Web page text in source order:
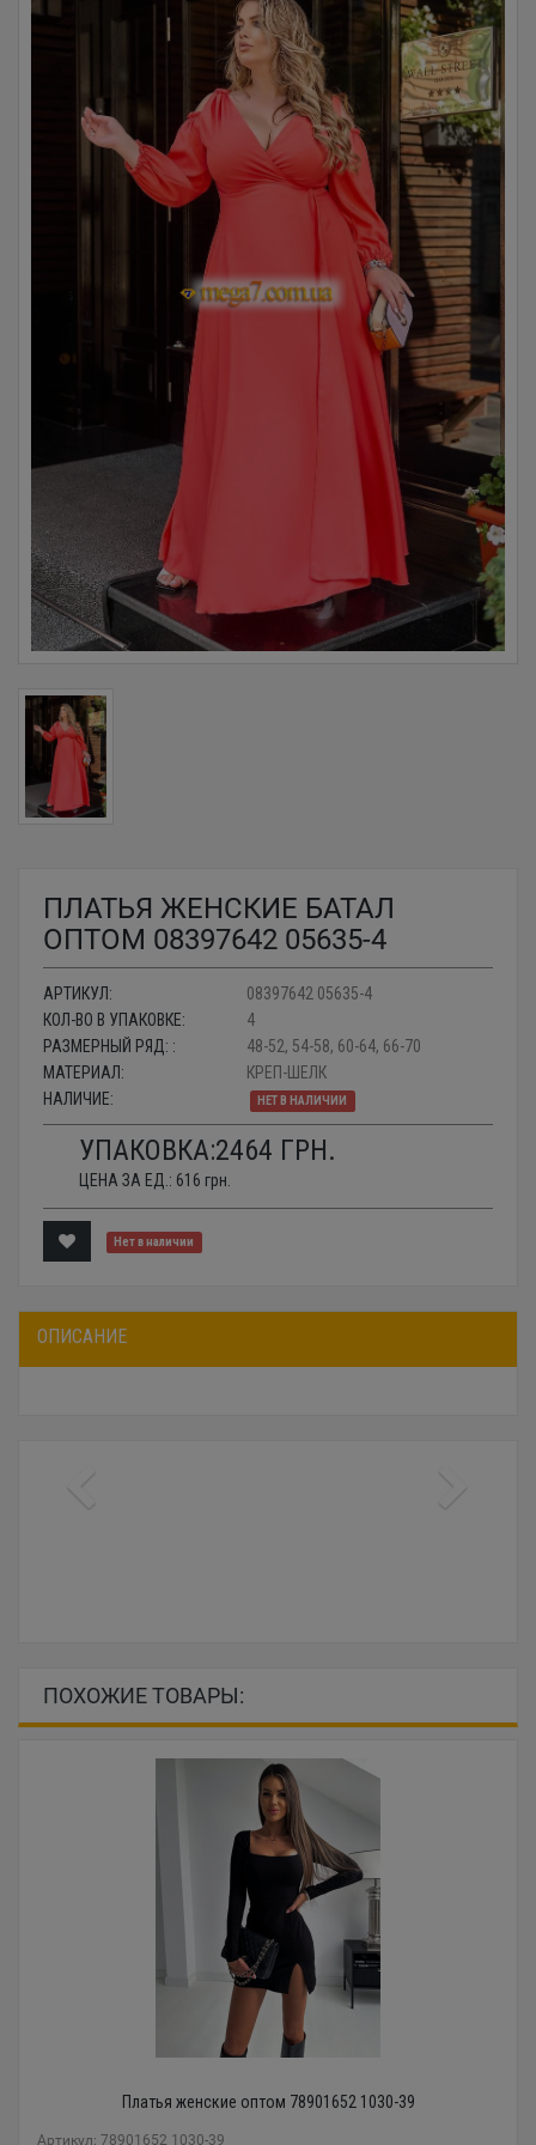
ПЛАТЬЯ ЖЕНСКИЕ БАТАЛ
ОПТОМ 08397642 05635-4
АРТИКУЛ:
08397642 05635-4
КОЛ-ВО В УПАКОВКЕ:
4
РАЗМЕРНЫЙ РЯД: :
48-52, 54-58, 60-64, 66-70
МАТЕРИАЛ:
КРЕП-ШЕЛК
НАЛИЧИЕ:
НЕТ В НАЛИЧИИ
УПАКОВКА:2464 ГРН.
ЦЕНА ЗА ЕД.: 616 грн.
Нет в наличии
ОПИСАНИЕ
ПОХОЖИЕ ТОВАРЫ:
Платья женские оптом 78901652 1030-39
Артикул: 78901652 1030-39